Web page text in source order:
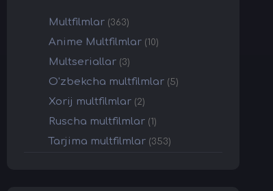
Multfilmlar (363)
Anime Multfilmlar (10)
Multseriallar (3)
O'zbekcha multfilmlar (5)
Xorij multfilmlar (2)
Ruscha multfilmlar (1)
Tarjima multfilmlar (353)